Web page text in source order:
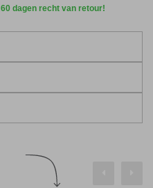
60 dagen recht van retour!